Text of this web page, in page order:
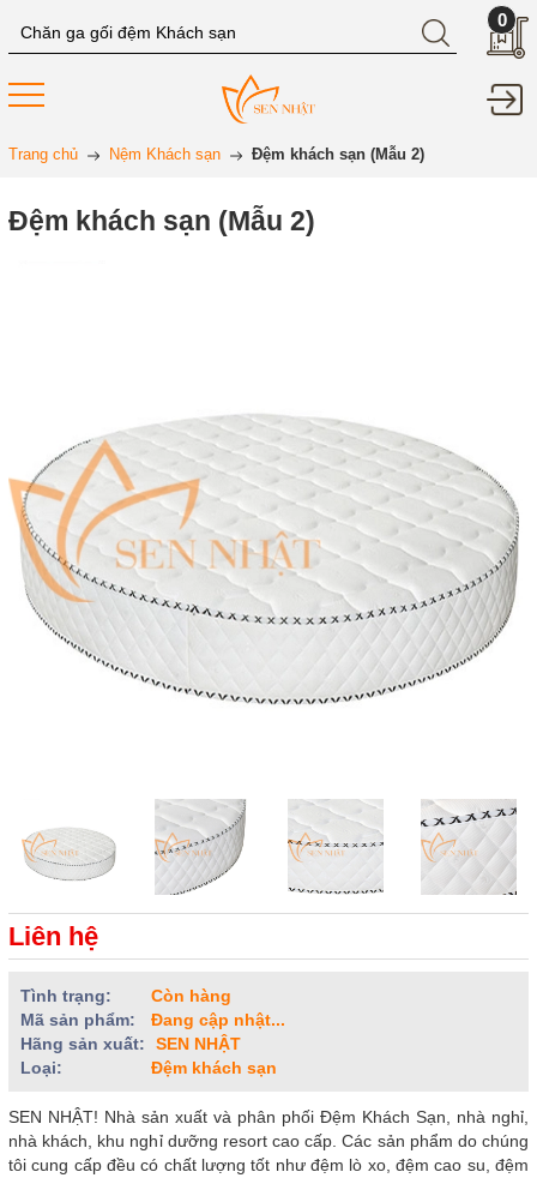
0
Trang chủ Nệm Khách sạn Đệm khách sạn (Mẫu 2)
Đệm khách sạn (Mẫu 2)
Liên hệ
Tình trạng:
Còn hàng
Mã sản phẩm:
Đang cập nhật...
Hãng sản xuất:
SEN NHẬT
Loại:
Đệm khách sạn
SEN NHẬT! Nhà sản xuất và phân phối Đệm Khách Sạn, nhà nghỉ,
nhà khách, khu nghỉ dưỡng resort cao cấp. Các sản phẩm do chúng
tôi cung cấp đều có chất lượng tốt như đệm lò xo, đệm cao su, đệm